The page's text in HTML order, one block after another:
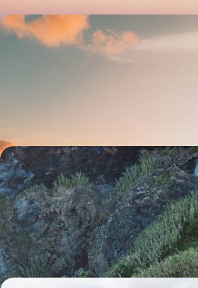
Ma quinta dans les fleurs - À
les alizés
Faial, Pico, Terceira et São
d’île en île
Parcourir pas moins de quatre îles pour
paysages de l'archipel
12 jours, de 2500 à 3800 €